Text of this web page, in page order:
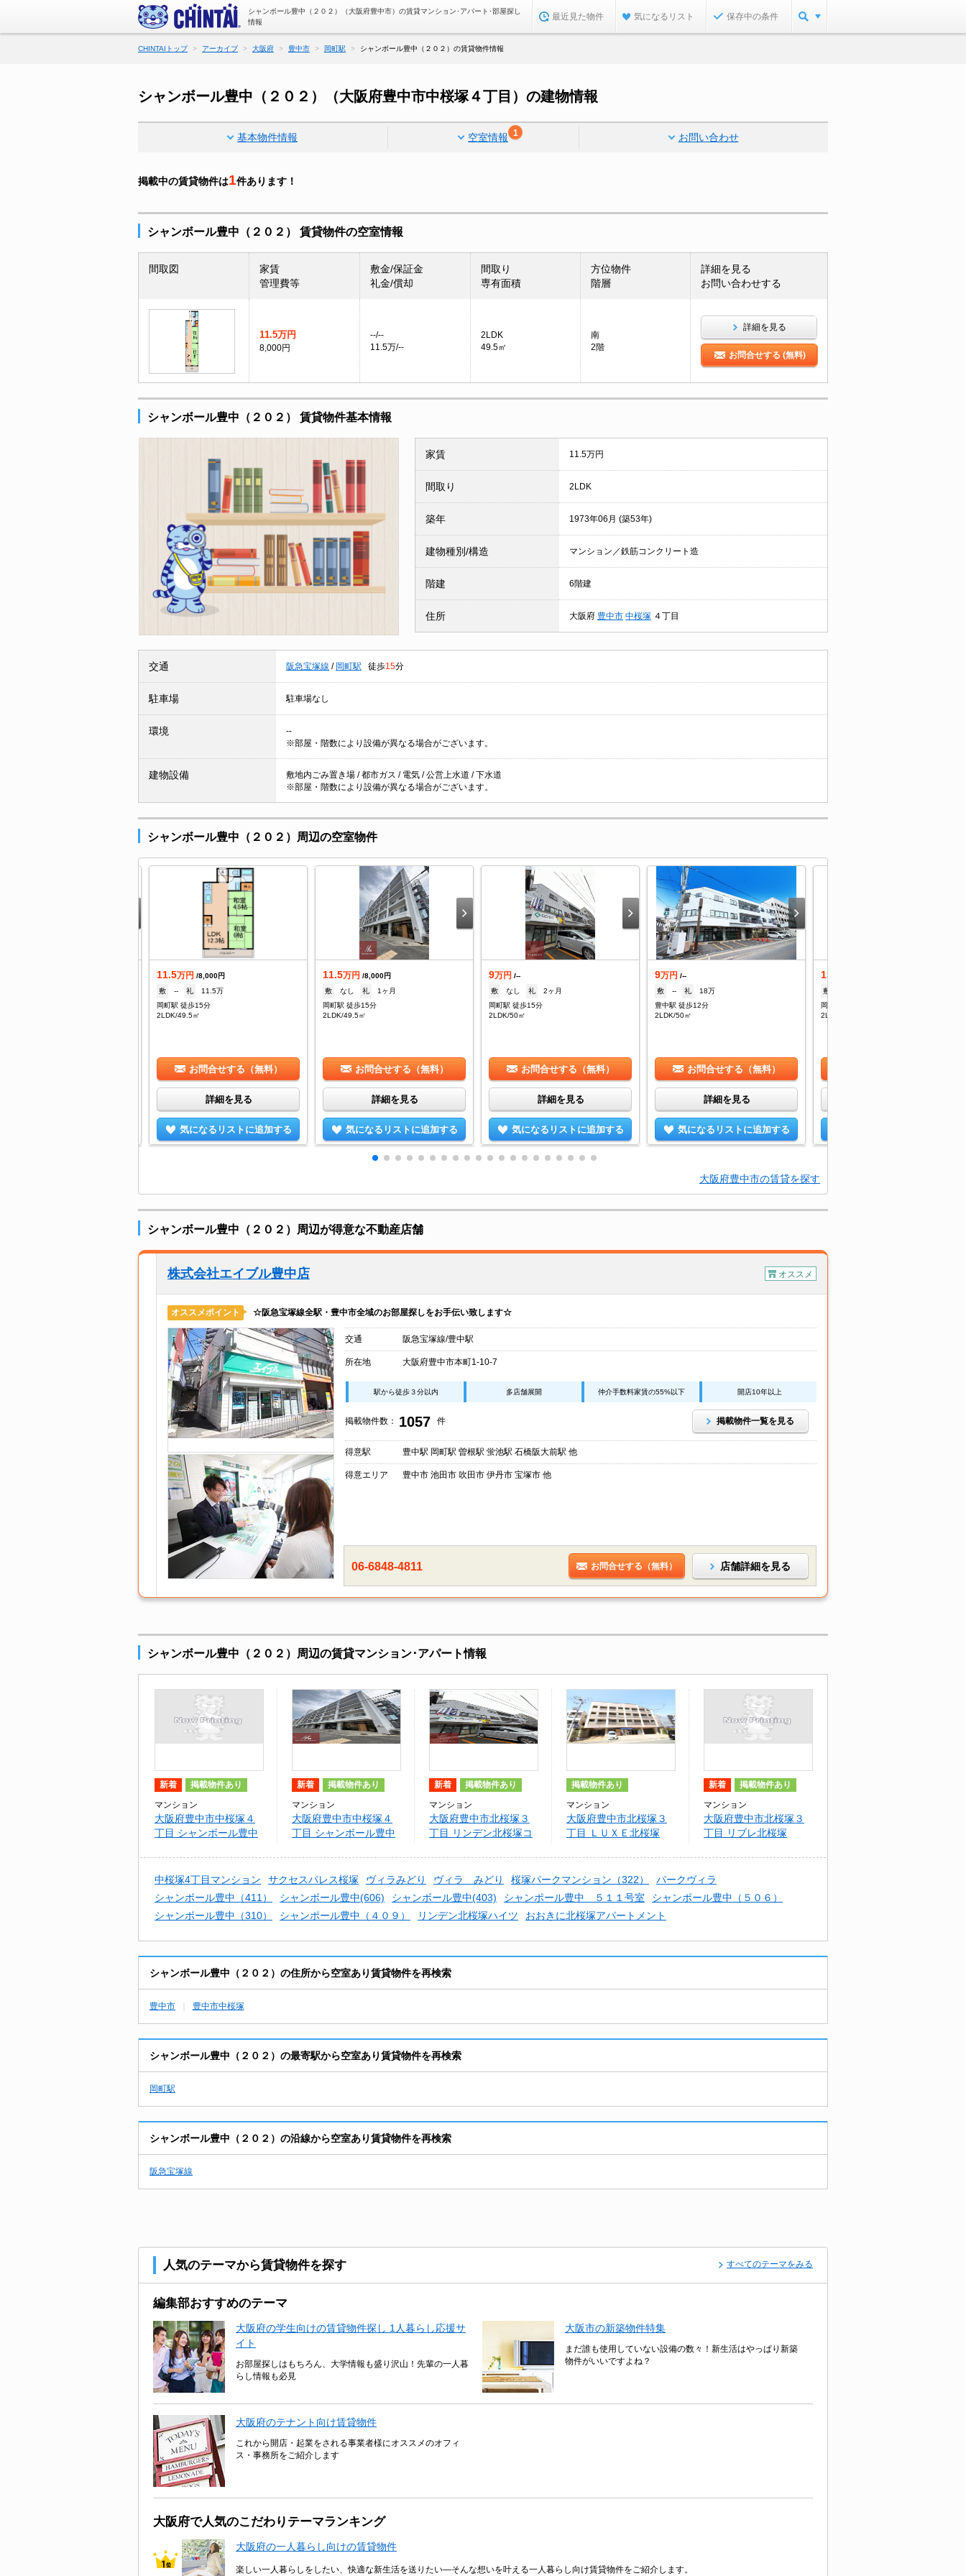
シャンボール豊中（２０２）（大阪府豊中市）の賃貸マンション･アパート･部屋探し
情報
最近見た物件 気になるリスト 保存中の条件
CHINTAIトップ アーカイブ 大阪府 豊中市 岡町駅 シャンボール豊中（２０２）の賃貸物件情報
シャンボール豊中（２０２）（大阪府豊中市中桜塚４丁目）の建物情報
基本物件情報 空室情報 1 お問い合わせ
掲載中の賃貸物件は1件あります！
シャンボール豊中（２０２） 賃貸物件の空室情報
間取図
家賃
管理費等
敷金/保証金
礼金/償却
間取り
専有面積
方位物件
階層
詳細を見る
お問い合わせする
11.5万円
8,000円
--/--
11.5万/--
2LDK
49.5㎡
南
2階
詳細を見る
お問合せする (無料)
シャンボール豊中（２０２） 賃貸物件基本情報
家賃 11.5万円
間取り 2LDK
築年 1973年06月 (築53年)
建物種別/構造 マンション／鉄筋コンクリート造
階建 6階建
住所 大阪府 豊中市 中桜塚 ４丁目
交通 阪急宝塚線 / 岡町駅 徒歩15分
駐車場 駐車場なし
環境
--
※部屋・階数により設備が異なる場合がございます。
建物設備
敷地内ごみ置き場 / 都市ガス / 電気 / 公営上水道 / 下水道
※部屋・階数により設備が異なる場合がございます。
シャンボール豊中（２０２）周辺の空室物件
11.5万円 /8,000円
敷
-- 礼
11.5万
岡町駅 徒歩15分
2LDK/49.5㎡
お問合せする（無料）
詳細を見る
気になるリストに追加する
11.5万円 /8,000円
敷
なし 礼
1ヶ月
岡町駅 徒歩15分
2LDK/49.5㎡
お問合せする（無料）
詳細を見る
気になるリストに追加する
9万円 /--
敷
なし 礼
2ヶ月
岡町駅 徒歩15分
2LDK/50㎡
お問合せする（無料）
詳細を見る
気になるリストに追加する
9万円 /--
敷
-- 礼
18万
豊中駅 徒歩12分
2LDK/50㎡
お問合せする（無料）
詳細を見る
気になるリストに追加する
13.3
敷
岡町駅 徒歩10分
2LDK/56.16㎡
大阪府豊中市の賃貸を探す
シャンボール豊中（２０２）周辺が得意な不動産店舗
株式会社エイブル豊中店 オススメ
オススメポイント ☆阪急宝塚線全駅・豊中市全域のお部屋探しをお手伝い致します☆
交通 阪急宝塚線/豊中駅
所在地 大阪府豊中市本町1-10-7
駅から徒歩３分以内 多店舗展開 仲介手数料家賃の55%以下 開店10年以上
掲載物件数： 1057 件 掲載物件一覧を見る
得意駅 豊中駅 岡町駅 曽根駅 蛍池駅 石橋阪大前駅 他
得意エリア 豊中市 池田市 吹田市 伊丹市 宝塚市 他
06-6848-4811 お問合せする（無料） 店舗詳細を見る
シャンボール豊中（２０２）周辺の賃貸マンション･アパート情報
新着 掲載物件あり
マンション
大阪府豊中市中桜塚４
丁目 シャンボール豊中
新着 掲載物件あり
マンション
大阪府豊中市中桜塚４
丁目 シャンボール豊中
新着 掲載物件あり
マンション
大阪府豊中市北桜塚３
丁目 リンデン北桜塚コ
掲載物件あり
マンション
大阪府豊中市北桜塚３
丁目 ＬＵＸＥ北桜塚
新着 掲載物件あり
マンション
大阪府豊中市北桜塚３
丁目 リブレ北桜塚
中桜塚4丁目マンション サクセスパレス桜塚 ヴィラみどり ヴィラ みどり 桜塚パークマンション（322）
パークヴィラ
シャンボール豊中（411）
シャンボール豊中(606) シャンボール豊中(403) シャンポール豊中 ５１１号室
シャンポール豊中（５０６）
シャンボール豊中（310）
シャンポール豊中（４０９） リンデン北桜塚ハイツ おおきに北桜塚アパートメント
シャンボール豊中（２０２）の住所から空室あり賃貸物件を再検索
豊中市 豊中市中桜塚
シャンボール豊中（２０２）の最寄駅から空室あり賃貸物件を再検索
岡町駅
シャンボール豊中（２０２）の沿線から空室あり賃貸物件を再検索
阪急宝塚線
人気のテーマから賃貸物件を探す すべてのテーマをみる
編集部おすすめのテーマ
大阪府の学生向けの賃貸物件探し 1人暮らし応援サ
イト
お部屋探しはもちろん、大学情報も盛り沢山！先輩の一人暮
らし情報も必見
大阪市の新築物件特集
まだ誰も使用していない設備の数々！新生活はやっぱり新築
物件がいいですよね？
大阪府のテナント向け賃貸物件
これから開店・起業をされる事業者様にオススメのオフィ
ス・事務所をご紹介します
大阪府で人気のこだわりテーマランキング
大阪府の一人暮らし向けの賃貸物件
楽しい一人暮らしをしたい、快適な新生活を送りたい―そんな想いを叶える一人暮らし向け賃貸物件をご紹介します。